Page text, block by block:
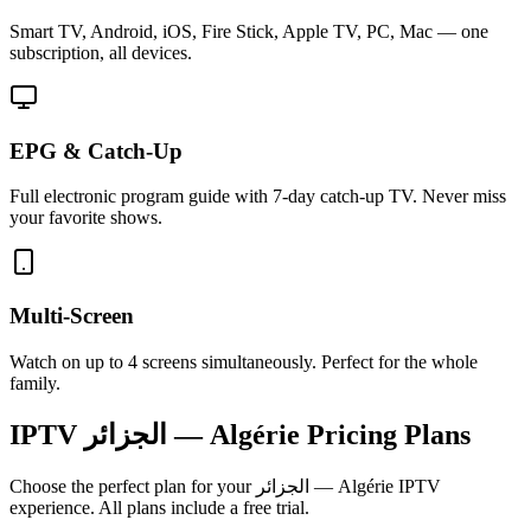
Smart TV, Android, iOS, Fire Stick, Apple TV, PC, Mac — one
subscription, all devices.
EPG & Catch-Up
Full electronic program guide with 7-day catch-up TV. Never miss
your favorite shows.
Multi-Screen
Watch on up to 4 screens simultaneously. Perfect for the whole
family.
IPTV الجزائر — Algérie Pricing Plans
Choose the perfect plan for your الجزائر — Algérie IPTV
experience. All plans include a free trial.